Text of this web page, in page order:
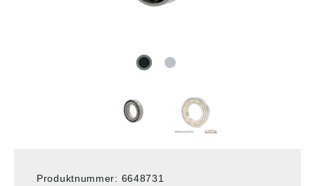
Produktnummer: 6648731